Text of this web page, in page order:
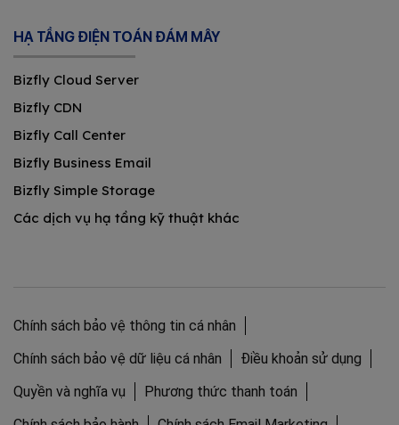
HẠ TẦNG ĐIỆN TOÁN ĐÁM MÂY
Bizfly Cloud Server
Bizfly CDN
Bizfly Call Center
Bizfly Business Email
Bizfly Simple Storage
Các dịch vụ hạ tầng kỹ thuật khác
Chính sách bảo vệ thông tin cá nhân
Chính sách bảo vệ dữ liệu cá nhân
Điều khoản sử dụng
Quyền và nghĩa vụ
Phương thức thanh toán